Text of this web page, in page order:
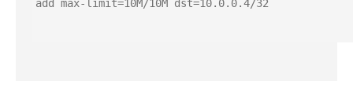
add max-limit=10M/10M dst=10.0.0.4/32